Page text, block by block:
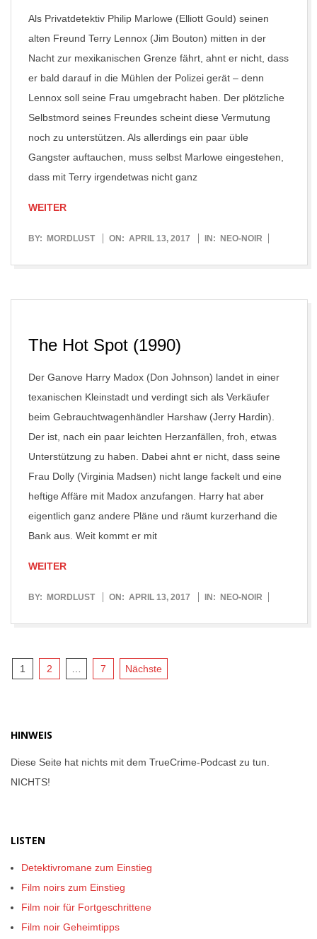
Als Privatdetektiv Philip Marlowe (Elliott Gould) seinen
alten Freund Terry Lennox (Jim Bouton) mitten in der
Nacht zur mexikanischen Grenze fährt, ahnt er nicht, dass
er bald darauf in die Mühlen der Polizei gerät – denn
Lennox soll seine Frau umgebracht haben. Der plötzliche
Selbstmord seines Freundes scheint diese Vermutung
noch zu unterstützen. Als allerdings ein paar üble
Gangster auftauchen, muss selbst Marlowe eingestehen,
dass mit Terry irgendetwas nicht ganz
WEITER
2017-
BY: MORDLUST ON: APRIL 13, 2017 IN: NEO-NOIR
The Hot Spot (1990)
Der Ganove Harry Madox (Don Johnson) landet in einer
texanischen Kleinstadt und verdingt sich als Verkäufer
beim Gebrauchtwagenhändler Harshaw (Jerry Hardin).
Der ist, nach ein paar leichten Herzanfällen, froh, etwas
Unterstützung zu haben. Dabei ahnt er nicht, dass seine
Frau Dolly (Virginia Madsen) nicht lange fackelt und eine
heftige Affäre mit Madox anzufangen. Harry hat aber
eigentlich ganz andere Pläne und räumt kurzerhand die
Bank aus. Weit kommt er mit
WEITER
2017-
BY: MORDLUST ON: APRIL 13, 2017 IN: NEO-NOIR
Seitennummerierung
1 2 7 Nächste
HINWEIS
Diese Seite hat nichts mit dem TrueCrime-Podcast zu tun.
NICHTS!
LISTEN
Detektivromane zum Einstieg
Film noirs zum Einstieg
Film noir für Fortgeschrittene
Film noir Geheimtipps